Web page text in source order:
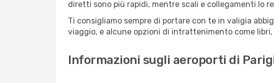
diretti sono più rapidi, mentre scali e collegamenti lo
Ti consigliamo sempre di portare con te in valigia
viaggio, e alcune opzioni di intrattenimento come
Informazioni sugli aeroporti di